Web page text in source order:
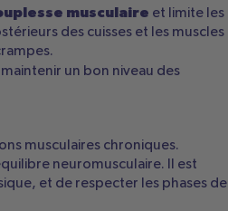
musculaire et limite les
des cuisses et les muscles
un bon niveau des
musculaires chroniques.
neuromusculaire. Il est
et de respecter les phases de